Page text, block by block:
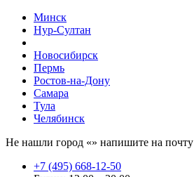
Минск
Нур-Султан
Новосибирск
Пермь
Ростов-на-Дону
Самара
Тула
Челябинск
Не нашли город «» напишите на почту
+7 (495) 668-12-50